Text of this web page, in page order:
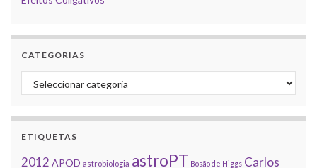
CATEGORIAS
Categorias
ETIQUETAS
2012 APOD astrobiologia astroPT Bosão de Higgs Carlos